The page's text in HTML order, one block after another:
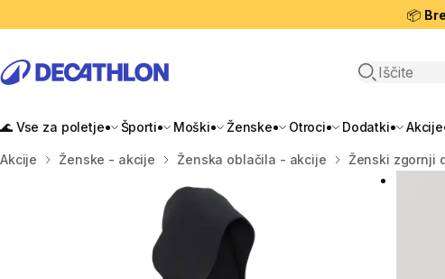
📦
Odpri iskanje
🌊 Vse za poletje Športi Moški Ženske Otroci Dodatki
Domov
Akcije Ženske - akcije Ženska oblačila - akcije Ženski zgornji